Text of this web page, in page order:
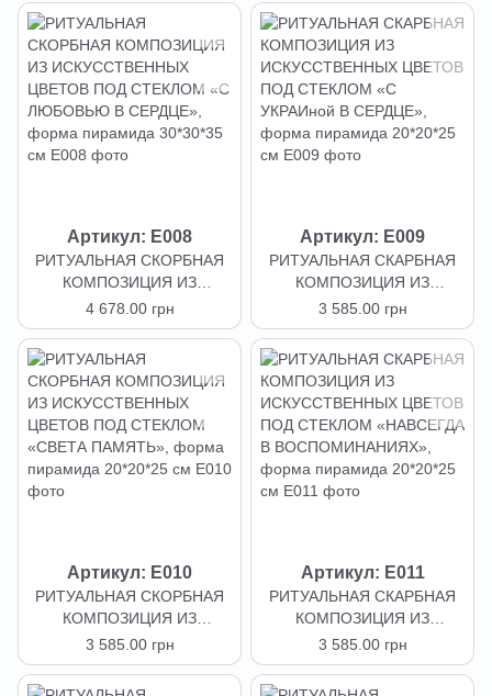
ВЕЛИКОЙ ЛЮБОВЬЮ»,
форма ромба 24*24*24 см
форма ромба 24*24*24 см
Артикул: E008
РИТУАЛЬНАЯ СКОРБНАЯ
КОМПОЗИЦИЯ ИЗ
ИСКУССТВЕННЫХ ЦВЕТОВ
ПОД СТЕКЛОМ «С
ЛЮБОВЬЮ В СЕРДЦЕ»,
форма пирамида 30*30*35
см
4 678.00 грн
Артикул: E009
РИТУАЛЬНАЯ СКАРБНАЯ
КОМПОЗИЦИЯ ИЗ
ИСКУССТВЕННЫХ ЦВЕТОВ
ПОД СТЕКЛОМ «С
форма пирамида 20*20*25
см
3 585.00 грн
Артикул: E010
РИТУАЛЬНАЯ СКОРБНАЯ
КОМПОЗИЦИЯ ИЗ
ИСКУССТВЕННЫХ ЦВЕТОВ
ПОД СТЕКЛОМ «СВЕТА
3 585.00 грн
Артикул: E011
РИТУАЛЬНАЯ СКАРБНАЯ
КОМПОЗИЦИЯ ИЗ
ИСКУССТВЕННЫХ ЦВЕТОВ
ПОД СТЕКЛОМ «НАВСЕГДА
3 585.00 грн